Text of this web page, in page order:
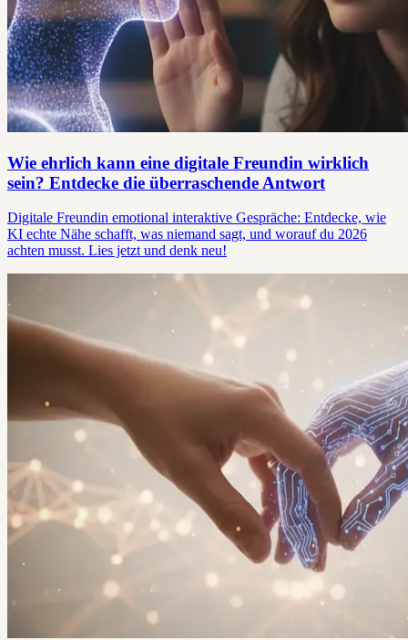
Wie ehrlich kann eine digitale Freundin wirklich
sein? Entdecke die überraschende Antwort
Digitale Freundin emotional interaktive Gespräche: Entdecke, wie
KI echte Nähe schafft, was niemand sagt, und worauf du 2026
achten musst. Lies jetzt und denk neu!